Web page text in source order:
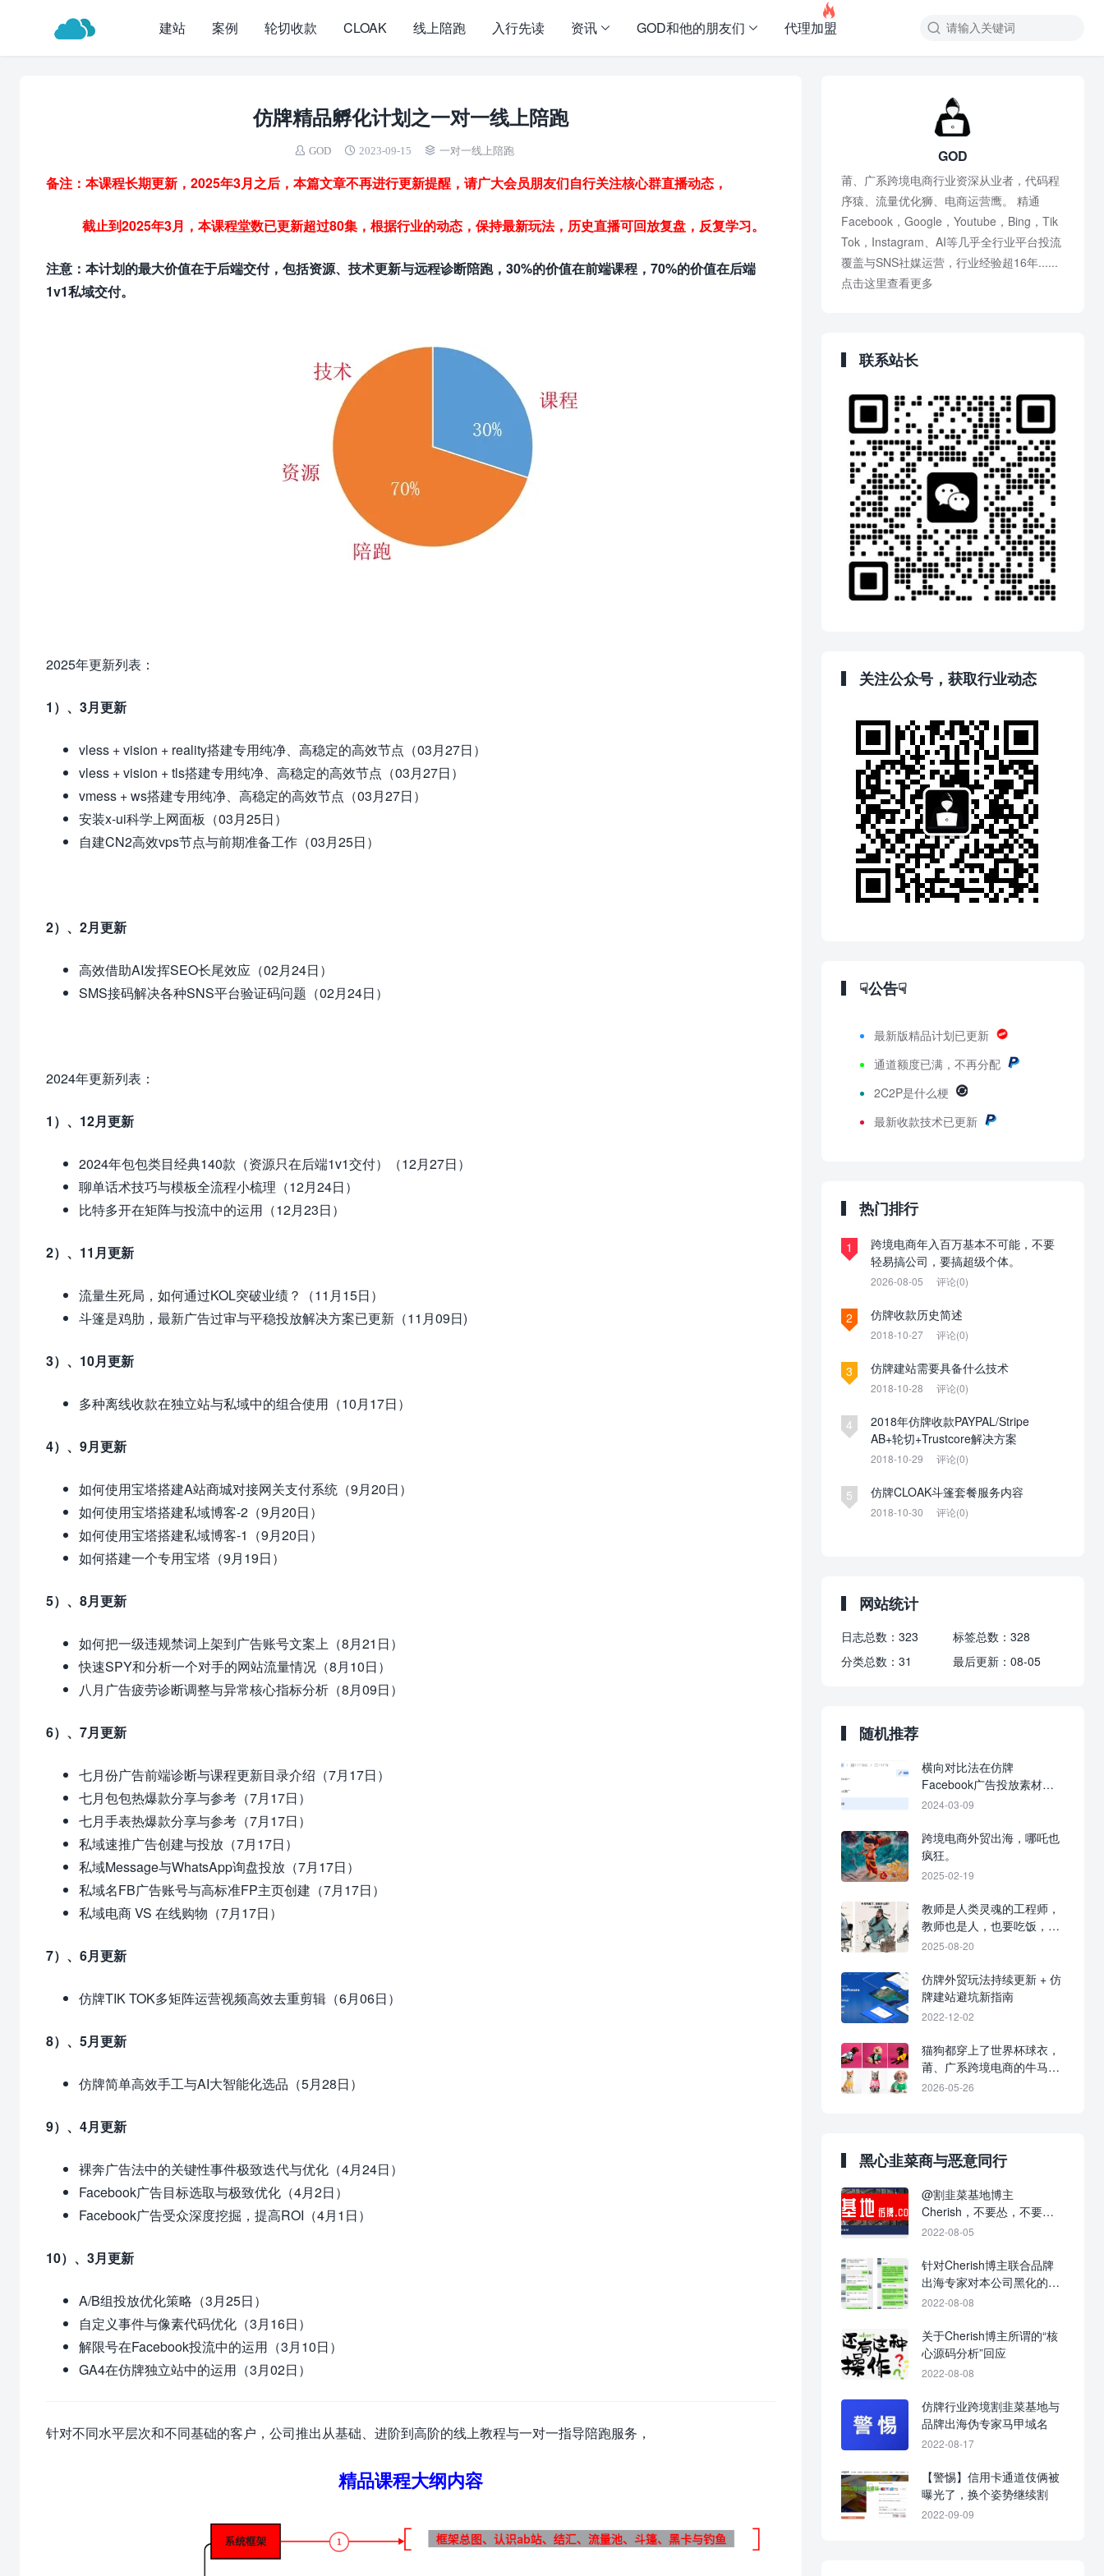
建站 案例 轮切收款 CLOAK 线上陪跑 入行先读 资讯 GOD和他的朋友们 代理加盟

仿牌精品孵化计划之一对一线上陪跑
GOD 2023-09-15 一对一线上陪跑
备注：本课程长期更新，2025年3月之后，本篇文章不再进行更新提醒，请广大会员朋友们自行关注核心群直播动态，
截止到2025年3月，本课程堂数已更新超过80集，根据行业的动态，保持最新玩法，历史直播可回放复盘，反复学习。
注意：本计划的最大价值在于后端交付，包括资源、技术更新与远程诊断陪跑，30%的价值在前端课程，70%的价值在后端
1v1私域交付。
2025年更新列表：
1）、3月更新
vless + vision + reality搭建专用纯净、高稳定的高效节点（03月27日）
vless + vision + tls搭建专用纯净、高稳定的高效节点（03月27日）
vmess + ws搭建专用纯净、高稳定的高效节点（03月27日）
安装x-ui科学上网面板（03月25日）
自建CN2高效vps节点与前期准备工作（03月25日）
2）、2月更新
高效借助AI发挥SEO长尾效应（02月24日）
SMS接码解决各种SNS平台验证码问题（02月24日）
2024年更新列表：
1）、12月更新
2024年包包类目经典140款（资源只在后端1v1交付）（12月27日）
聊单话术技巧与模板全流程小梳理（12月24日）
比特多开在矩阵与投流中的运用（12月23日）
2）、11月更新
流量生死局，如何通过KOL突破业绩？（11月15日）
斗篷是鸡肋，最新广告过审与平稳投放解决方案已更新（11月09日)
3）、10月更新
多种离线收款在独立站与私域中的组合使用（10月17日）
4）、9月更新
如何使用宝塔搭建A站商城对接网关支付系统（9月20日）
如何使用宝塔搭建私域博客-2（9月20日）
如何使用宝塔搭建私域博客-1（9月20日）
如何搭建一个专用宝塔（9月19日）
5）、8月更新
如何把一级违规禁词上架到广告账号文案上（8月21日）
快速SPY和分析一个对手的网站流量情况（8月10日）
八月广告疲劳诊断调整与异常核心指标分析（8月09日）
6）、7月更新
七月份广告前端诊断与课程更新目录介绍（7月17日）
七月包包热爆款分享与参考（7月17日）
七月手表热爆款分享与参考（7月17日）
私域速推广告创建与投放（7月17日）
私域Message与WhatsApp询盘投放（7月17日）
私域名FB广告账号与高标准FP主页创建（7月17日）
私域电商 VS 在线购物（7月17日）
7）、6月更新
仿牌TIK TOK多矩阵运营视频高效去重剪辑（6月06日）
8）、5月更新
仿牌简单高效手工与AI大智能化选品（5月28日）
9）、4月更新
裸奔广告法中的关键性事件极致迭代与优化（4月24日）
Facebook广告目标选取与极致优化（4月2日）
Facebook广告受众深度挖掘，提高ROI（4月1日）
10）、3月更新
A/B组投放优化策略（3月25日）
自定义事件与像素代码优化（3月16日）
解限号在Facebook投流中的运用（3月10日）
GA4在仿牌独立站中的运用（3月02日）
针对不同水平层次和不同基础的客户，公司推出从基础、进阶到高阶的线上教程与一对一指导陪跑服务，
精品课程大纲内容
GOD
莆、广系跨境电商行业资深从业者，代码程
序猿、流量优化狮、电商运营鹰。 精通
Facebook，Google，Youtube，Bing，Tik
Tok，Instagram、AI等几乎全行业平台投流
覆盖与SNS社媒运营，行业经验超16年......
点击这里查看更多
联系站长
关注公众号，获取行业动态
☟公告☟
最新版精品计划已更新
通道额度已满，不再分配
2C2P是什么梗
最新收款技术已更新
热门排行
1
跨境电商年入百万基本不可能，不要
轻易搞公司，要搞超级个体。
2026-08-05 评论(0)
2 仿牌收款历史简述
2018-10-27 评论(0)
3 仿牌建站需要具备什么技术
2018-10-28 评论(0)
4
2018年仿牌收款PAYPAL/Stripe
AB+轮切+Trustcore解决方案
2018-10-29 评论(0)
5 仿牌CLOAK斗篷套餐服务内容
2018-10-30 评论(0)
网站统计
日志总数： 323 标签总数： 328
分类总数： 31 最后更新： 08-05
随机推荐
横向对比法在仿牌
Facebook广告投放素材进
行效果分析中的运用
2024-03-09
跨境电商外贸出海，哪吒也
疯狂。
2025-02-19
教师是人类灵魂的工程师，
教师也是人，也要吃饭，也
会做仿牌跨境电商生意。
2025-08-20
仿牌外贸玩法持续更新 + 仿
牌建站避坑新指南
2022-12-02
猫狗都穿上了世界杯球衣，
莆、广系跨境电商的牛马，
连猫狗都不如了吗？
2026-05-26
黑心韭菜商与恶意同行
@割韭菜基地博主
Cherish，不要怂，不要不
回应，不要当缩头乌龟！
2022-08-05
针对Cherish博主联合品牌
出海专家对本公司黑化的战
争进展图
2022-08-08
关于Cherish博主所谓的“核
心源码分析”回应
2022-08-08
仿牌行业跨境割韭菜基地与
品牌出海伪专家马甲域名
2022-08-17
【警惕】信用卡通道伎俩被
曝光了，换个姿势继续割
2022-09-09